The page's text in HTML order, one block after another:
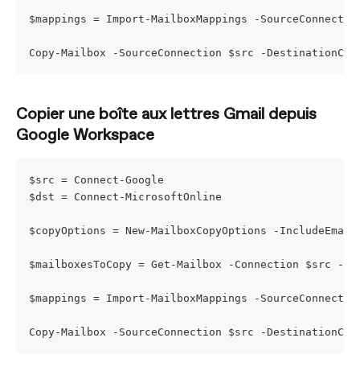
$mappings = Import-MailboxMappings -
Copy-Mailbox -SourceConnection $src -
Copier une boîte aux lettres Gmail depuis
Google Workspace
$src = Connect-Google
$dst = Connect-MicrosoftOnline
$copyOptions = New-MailboxCopyOptions -
$mailboxesToCopy = Get-Mailbox -Connection
$mappings = Import-MailboxMappings -
Copy-Mailbox -SourceConnection $src -